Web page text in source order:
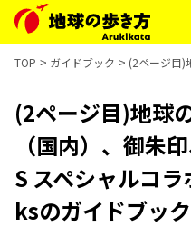
TOP ガイドブック (2ページ目)
(2ページ目)地球
（国内）、御朱
S スペシャルコ
ksのガイドブッ